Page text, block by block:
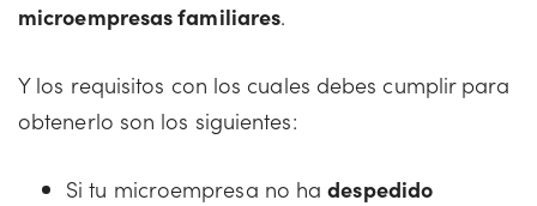
microempresas familiares.
Y los requisitos con los cuales debes cumplir para
obtenerlo son los siguientes:
Si tu microempresa no hadespedido